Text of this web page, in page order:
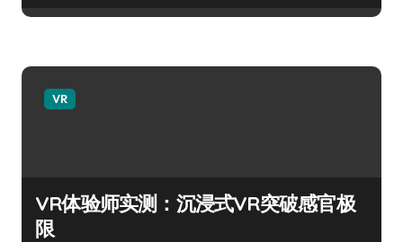
VR
VR体验师实测：沉浸式VR突破感官极
限